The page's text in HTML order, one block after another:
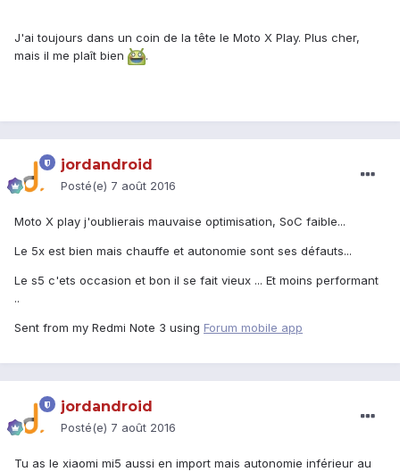
J'ai toujours dans un coin de la tête le Moto X Play. Plus cher,
mais il me plaît bien
.
jordandroid
Posté(e) 7 août 2016
Moto X play j'oublierais mauvaise optimisation, SoC faible...
Le 5x est bien mais chauffe et autonomie sont ses défauts...
Le s5 c'ets occasion et bon il se fait vieux ... Et moins performant
..
Sent from my Redmi Note 3 using Forum mobile app
jordandroid
Posté(e) 7 août 2016
Tu as le xiaomi mi5 aussi en import mais autonomie inférieur au